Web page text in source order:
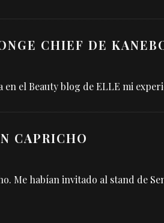
CHIEF DE
el Beauty blog de ELLE mi
CAPRICHO
Me habían invitado al stand de